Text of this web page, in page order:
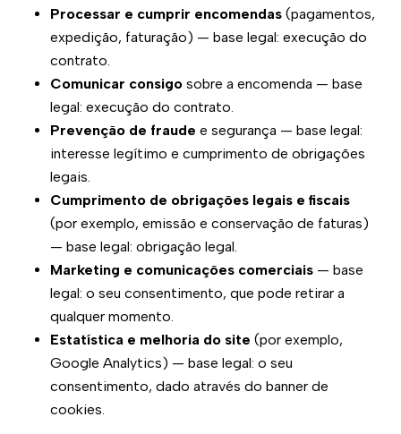
Processar e cumprir encomendas (pagamentos,
expedição, faturação) — base legal: execução do
contrato.
Comunicar consigo sobre a encomenda — base
legal: execução do contrato.
Prevenção de fraude e segurança — base legal:
interesse legítimo e cumprimento de obrigações
legais.
Cumprimento de obrigações legais e fiscais
(por exemplo, emissão e conservação de faturas)
— base legal: obrigação legal.
Marketing e comunicações comerciais — base
legal: o seu consentimento, que pode retirar a
qualquer momento.
Estatística e melhoria do site (por exemplo,
Google Analytics) — base legal: o seu
consentimento, dado através do banner de
cookies.